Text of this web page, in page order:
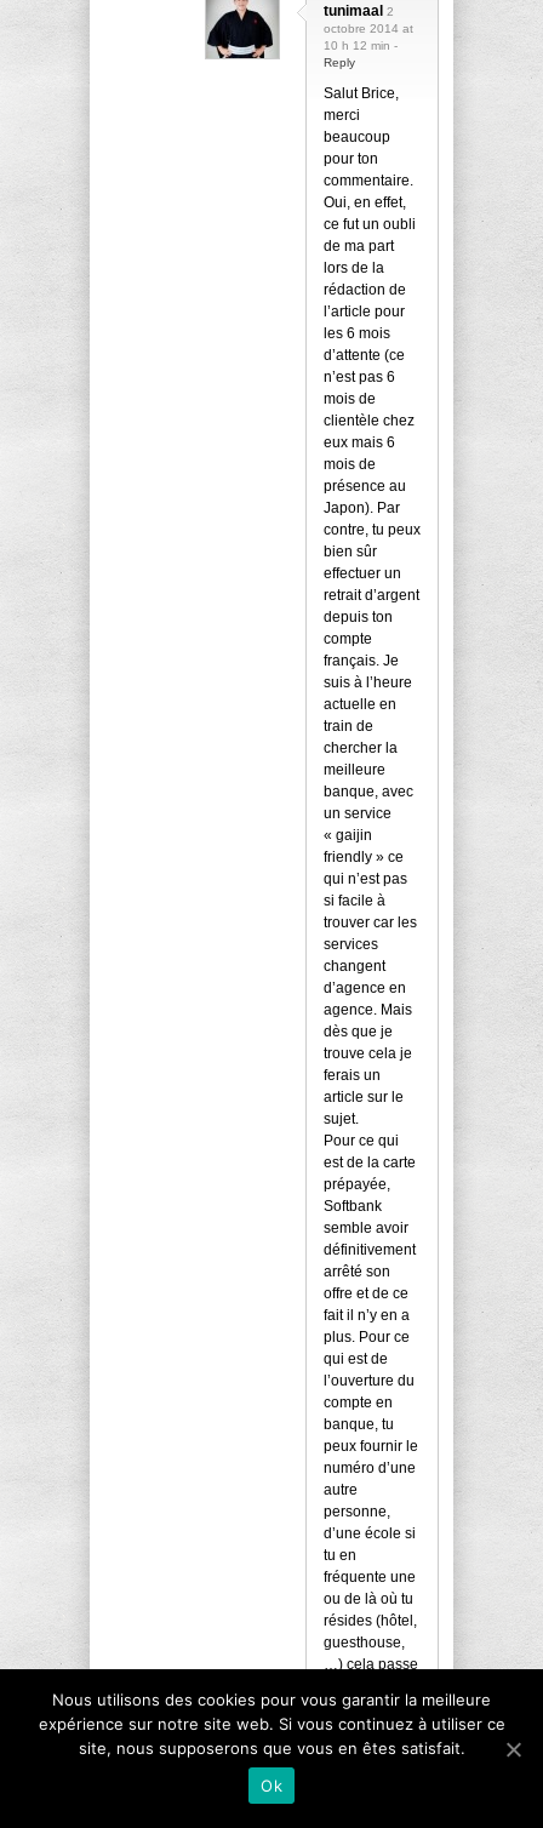
tunimaal 2
octobre 2014 at
10 h 12 min -
Reply
Salut Brice,
merci
beaucoup
pour ton
commentaire.
Oui, en effet,
ce fut un oubli
de ma part
lors de la
rédaction de
l’article pour
les 6 mois
d’attente (ce
n’est pas 6
mois de
clientèle chez
eux mais 6
mois de
présence au
Japon). Par
contre, tu peux
bien sûr
effectuer un
retrait d’argent
depuis ton
compte
français. Je
suis à l’heure
actuelle en
train de
chercher la
meilleure
banque, avec
un service
« gaijin
friendly » ce
qui n’est pas
si facile à
trouver car les
services
changent
d’agence en
agence. Mais
dès que je
trouve cela je
ferais un
article sur le
sujet.
Pour ce qui
est de la carte
prépayée,
Softbank
semble avoir
définitivement
arrêté son
offre et de ce
fait il n’y en a
plus. Pour ce
qui est de
l’ouverture du
compte en
banque, tu
peux fournir le
numéro d’une
autre
personne,
d’une école si
tu en
fréquente une
ou de là où tu
résides (hôtel,
guesthouse,
…) cela passe
Alice 21 février 2015 at 9 h 04
Reply
Nous utilisons des cookies pour vous garantir la meilleure
expérience sur notre site web. Si vous continuez à utiliser ce
site, nous supposerons que vous en êtes satisfait.
Ok